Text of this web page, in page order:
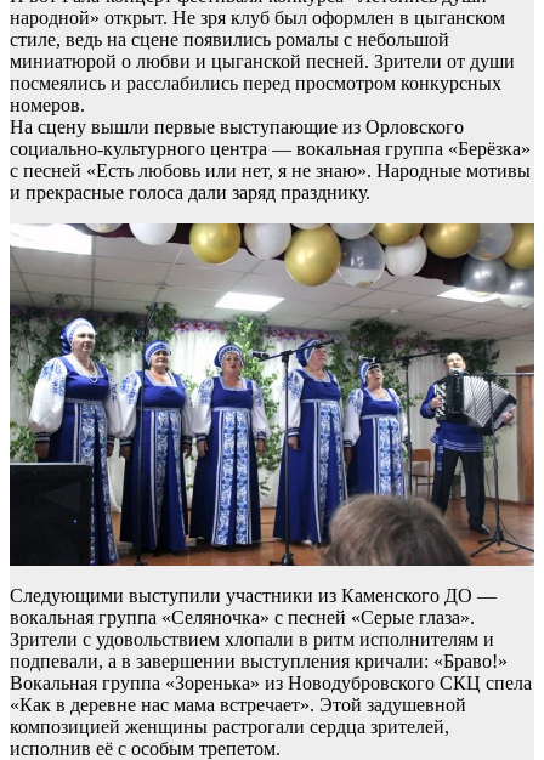
народной» открыт. Не зря клуб был оформлен в цыганском
стиле, ведь на сцене появились ромалы с небольшой
миниатюрой о любви и цыганской песней. Зрители от души
посмеялись и расслабились перед просмотром конкурсных
номеров.
На сцену вышли первые выступающие из Орловского
социально-культурного центра — вокальная группа «Берёзка»
с песней «Есть любовь или нет, я не знаю». Народные мотивы
и прекрасные голоса дали заряд празднику.
Следующими выступили участники из Каменского ДО —
вокальная группа «Селяночка» с песней «Серые глаза».
Зрители с удовольствием хлопали в ритм исполнителям и
подпевали, а в завершении выступления кричали: «Браво!»
Вокальная группа «Зоренька» из Новодубровского СКЦ спела
«Как в деревне нас мама встречает». Этой задушевной
композицией женщины растрогали сердца зрителей,
исполнив её с особым трепетом.